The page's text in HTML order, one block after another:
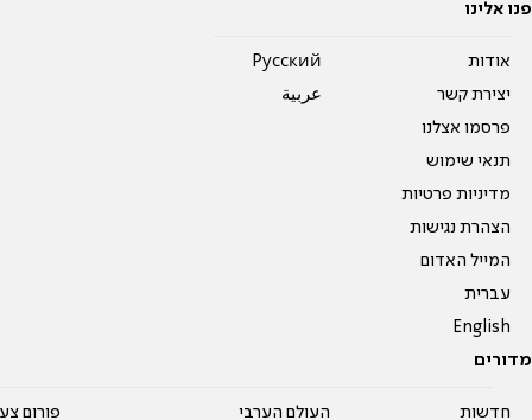
פנו אלינו
אודות
יצירת קשר
פרסמו אצלנו
תנאי שימוש
מדיניות פרטיות
הצהרת נגישות
המייל האדום
עברית
English
Pусский
عربية
מדורים
חדשות
העולם הערבי
פורום